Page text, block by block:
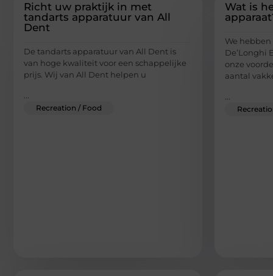
Richt uw praktijk in met
tandarts apparatuur van All
Dent
De tandarts apparatuur van All Dent is
van hoge kwaliteit voor een schappelijke
prijs. Wij van All Dent helpen u
Recreation / Food
Wat is
We hebben
De’Longhi
onze
aantal